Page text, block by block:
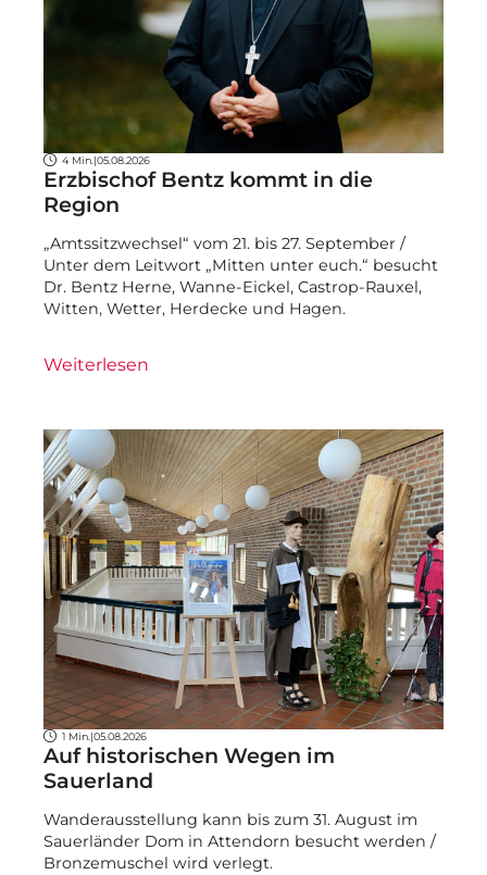
4 Min. |05.08.2026
Erzbischof Bentz kommt in die
Region
„Amtssitzwechsel“ vom 21. bis 27. September /
Unter dem Leitwort „Mitten unter euch.“ besucht
Dr. Bentz Herne, Wanne-Eickel, Castrop-Rauxel,
Witten, Wetter, Herdecke und Hagen.
Weiterlesen
1 Min. |05.08.2026
Auf historischen Wegen im
Sauerland
Wanderausstellung kann bis zum 31. August im
Sauerländer Dom in Attendorn besucht werden /
Bronzemuschel wird verlegt.